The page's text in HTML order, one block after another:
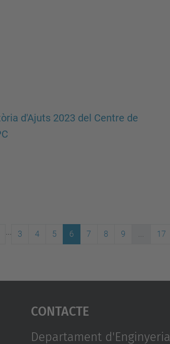
d'Ajuts 2023 del Centre de
... 3 4 5 6 7 8 9 ... 17
Contacte
Departament d'Enginyeria